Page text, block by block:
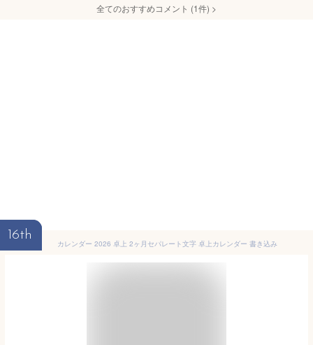
全てのおすすめコメント (1件) >
16th
カレンダー 2026 卓上 2ヶ月セパレート文字 卓上カレンダー 書き込み